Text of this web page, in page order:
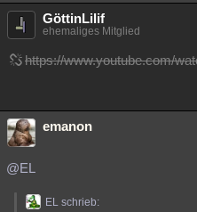
GöttinLilif
ehemaliges Mitglied
https://www.youtube.com/
emanon
@EL
EL schrieb: